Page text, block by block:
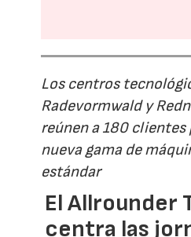
Los centros
Radevormwald y
reúnen a 180 clientes
nueva gama de
estándar
El Allrounder
centra las